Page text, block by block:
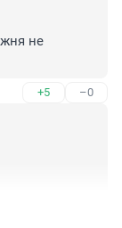
не
+5 –0